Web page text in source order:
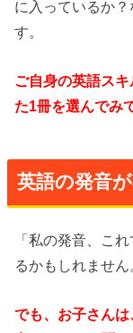
に入っているか
す。
ご自身の英語ス
た1冊を選んでみ
英語の発音
「私の発音、こ
るかもしれません
でも、お子さん